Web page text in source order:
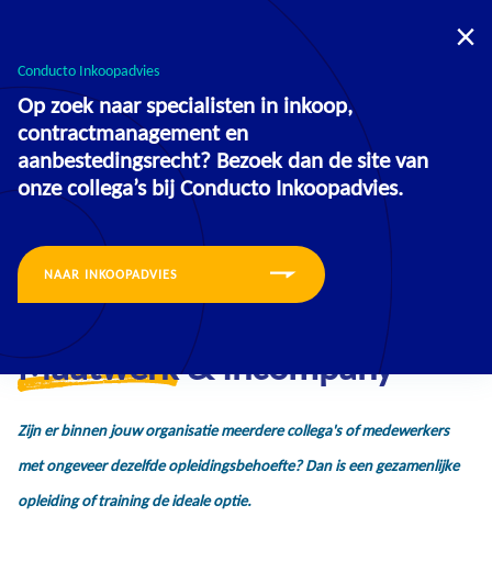
Inkoopadvies
Maatwerk& Incompany
Zijn er binnen jouw organisatie meerdere collega's of medewerkers
met ongeveer dezelfde opleidingsbehoefte? Dan is een gezamenlijke
opleiding of training de ideale optie.
Conducto Inkoopadvies
Op zoek naar specialisten in inkoop,
contractmanagement en
aanbestedingsrecht? Bezoek dan de site van
onze collega’s bij Conducto Inkoopadvies.
NAAR INKOOPADVIES